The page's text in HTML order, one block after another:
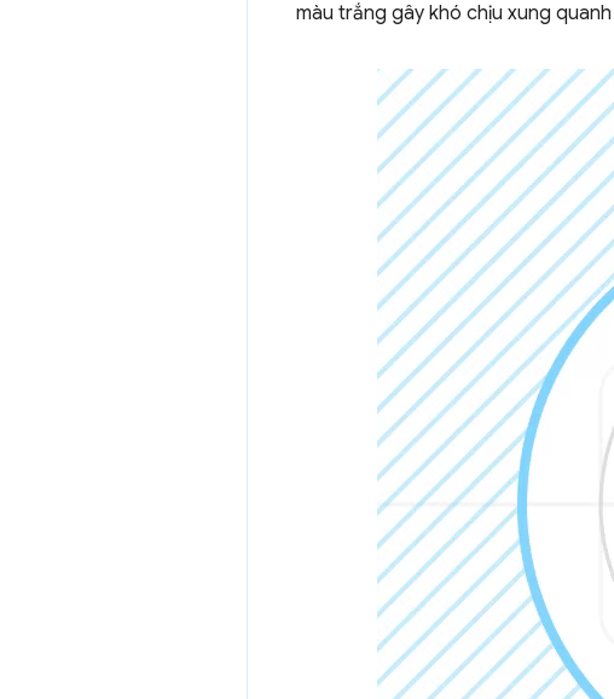
màu trắng gây khó chịu xung